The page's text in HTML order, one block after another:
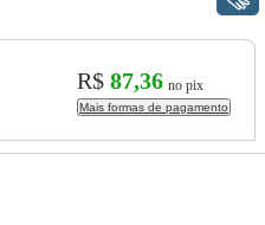
R$ 87,36 no pix
Mais formas de pagamento